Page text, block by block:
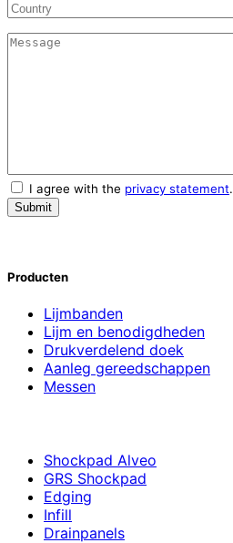
I agree with the privacy statement.
Producten
Lijmbanden
Lijm en benodigdheden
Drukverdelend doek
Aanleg gereedschappen
Messen
Shockpad Alveo
GRS Shockpad
Edging
Infill
Drainpanels